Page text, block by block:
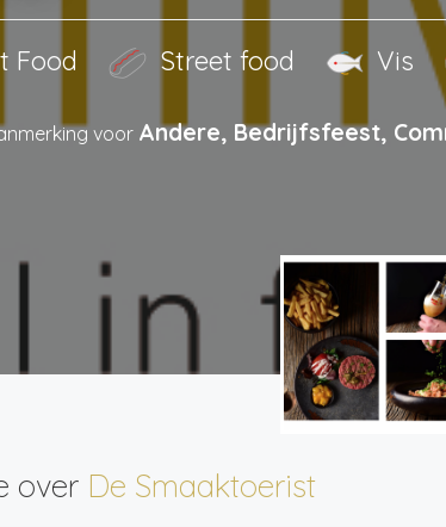
Food Street food Vis
voor Andere, Bedrijfsfeest,
over De Smaaktoerist